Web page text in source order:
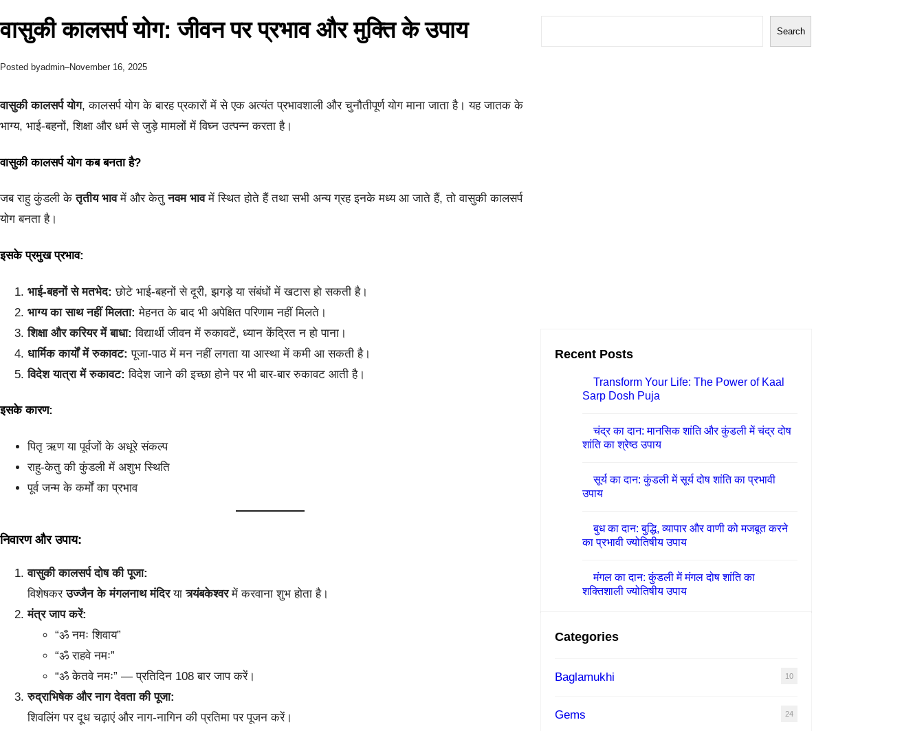
वासुकी कालसर्प योग: जीवन पर प्रभाव और मुक्ति के उपाय
Posted byadmin–November 16, 2025
वासुकी कालसर्प योग, कालसर्प योग के बारह प्रकारों में से एक अत्यंत प्रभावशाली और चुनौतीपूर्ण योग माना जाता है। यह जातक के
भाग्य, भाई-बहनों, शिक्षा और धर्म से जुड़े मामलों में विघ्न उत्पन्न करता है।
वासुकी कालसर्प योग कब बनता है?
जब राहु कुंडली केतृतीय भावमें और केतुनवम भावमें स्थित होते हैं तथा सभी अन्य ग्रह इनके मध्य आ जाते हैं, तो वासुकी कालसर्प
योग बनता है।
इसके प्रमुख प्रभाव:
भाई-बहनों से मतभेद: छोटे भाई-बहनों से दूरी, झगड़े या संबंधों में खटास हो सकती है।
भाग्य का साथ नहीं मिलता: मेहनत के बाद भी अपेक्षित परिणाम नहीं मिलते।
शिक्षा और करियर में बाधा: विद्यार्थी जीवन में रुकावटें, ध्यान केंद्रित न हो पाना।
धार्मिक कार्यों में रुकावट: पूजा-पाठ में मन नहीं लगता या आस्था में कमी आ सकती है।
विदेश यात्रा में रुकावट: विदेश जाने की इच्छा होने पर भी बार-बार रुकावट आती है।
इसके कारण:
पितृ ऋण या पूर्वजों के अधूरे संकल्प
राहु-केतु की कुंडली में अशुभ स्थिति
पूर्व जन्म के कर्मों का प्रभाव
निवारण और उपाय:
वासुकी कालसर्प दोष की पूजा:
विशेषकरउज्जैन के मंगलनाथ मंदिरयात्र्यंबकेश्वरमें करवाना शुभ होता है।
मंत्र जाप करें:
“ॐ नमः शिवाय”
“ॐ राहवे नमः”
“ॐ केतवे नमः” — प्रतिदिन 108 बार जाप करें।
रुद्राभिषेक और नाग देवता की पूजा:
शिवलिंग पर दूध चढ़ाएं और नाग-नागिन की प्रतिमा पर पूजन करें।
Search
Recent Posts
Transform Your Life: The Power of Kaal
Sarp Dosh Puja
चंद्र का दान: मानसिक शांति और कुंडली में चंद्र दोष
शांति का श्रेष्ठ उपाय
सूर्य का दान: कुंडली में सूर्य दोष शांति का प्रभावी
उपाय
बुध का दान: बुद्धि, व्यापार और वाणी को मजबूत करने
का प्रभावी ज्योतिषीय उपाय
मंगल का दान: कुंडली में मंगल दोष शांति का
शक्तिशाली ज्योतिषीय उपाय
Categories
Baglamukhi 10
Gems 24